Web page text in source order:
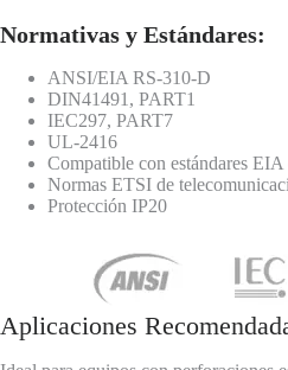
Normativas y Estándares:
ANSI/EIA RS-310-D
DIN41491, PART1
IEC297, PART7
UL-2416
Compatible con estándares EIA
Normas ETSI de
Protección IP20
Aplicaciones